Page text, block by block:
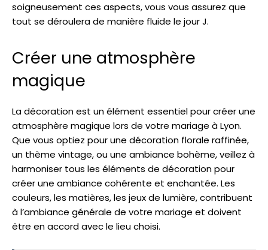
soigneusement ces aspects, vous vous assurez que
tout se déroulera de manière fluide le jour J.
Créer une atmosphère
magique
La décoration est un élément essentiel pour créer une
atmosphère magique lors de votre mariage à Lyon.
Que vous optiez pour une décoration florale raffinée,
un thème vintage, ou une ambiance bohème, veillez à
harmoniser tous les éléments de décoration pour
créer une ambiance cohérente et enchantée. Les
couleurs, les matières, les jeux de lumière, contribuent
à l’ambiance générale de votre mariage et doivent
être en accord avec le lieu choisi.